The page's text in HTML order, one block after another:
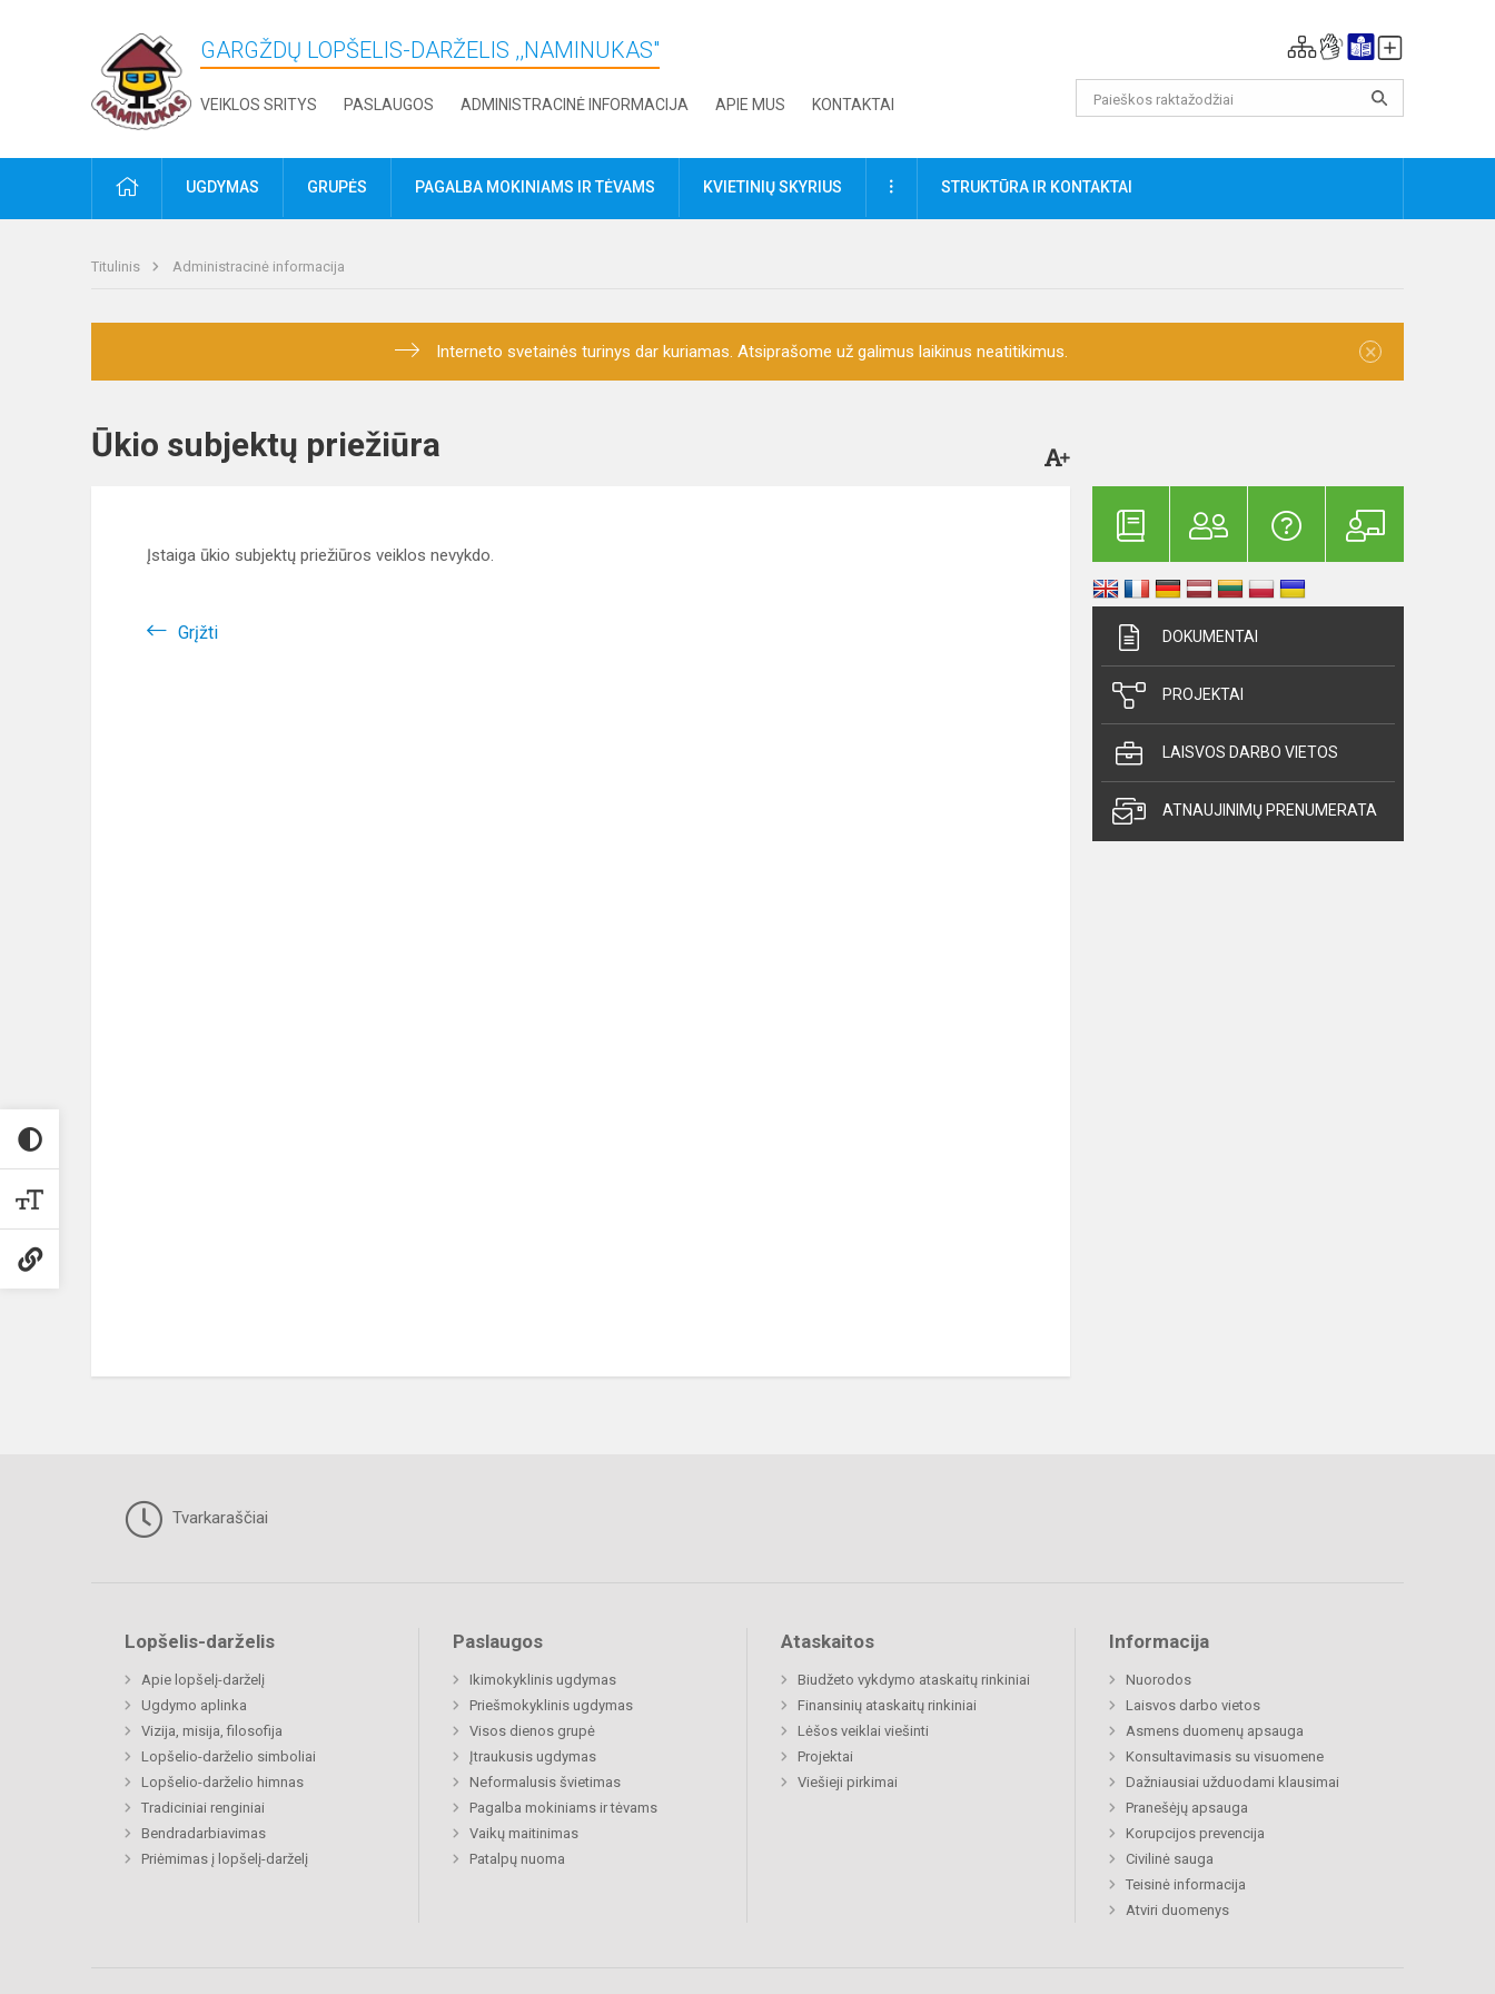
GARGŽDŲ LOPŠELIS-DARŽELIS ,,NAMINUKAS"
VEIKLOS SRITYS PASLAUGOS ADMINISTRACINĖ INFORMACIJA APIE MUS KONTAKTAI
PRADŽIAUGDYMAS GRUPĖS PAGALBA MOKINIAMS IR TĖVAMS KVIETINIŲ SKYRIUS DAUGIAUSTRUKTŪRA IR KONTAKTAI
Titulinis Administracinė informacija
Interneto svetainės turinys dar kuriamas. Atsiprašome už galimus laikinus neatitikimus. ×
Ūkio subjektų priežiūra
Įstaiga ūkio subjektų priežiūros veiklos nevykdo.
Grįžti DOKUMENTAI
PROJEKTAI
LAISVOS DARBO VIETOS
ATNAUJINIMŲ PRENUMERATA
Tvarkaraščiai
Lopšelis-darželis
Apie lopšelį-darželį
Ugdymo aplinka
Vizija, misija, filosofija
Lopšelio-darželio simboliai
Lopšelio-darželio himnas
Tradiciniai renginiai
Bendradarbiavimas
Priėmimas į lopšelį-darželį
Paslaugos
Ikimokyklinis ugdymas
Priešmokyklinis ugdymas
Visos dienos grupė
Įtraukusis ugdymas
Neformalusis švietimas
Pagalba mokiniams ir tėvams
Vaikų maitinimas
Patalpų nuoma
Ataskaitos
Biudžeto vykdymo ataskaitų rinkiniai
Finansinių ataskaitų rinkiniai
Lėšos veiklai viešinti
Projektai
Viešieji pirkimai
Informacija
Nuorodos
Laisvos darbo vietos
Asmens duomenų apsauga
Konsultavimasis su visuomene
Dažniausiai užduodami klausimai
Pranešėjų apsauga
Korupcijos prevencija
Civilinė sauga
Teisinė informacija
Atviri duomenys